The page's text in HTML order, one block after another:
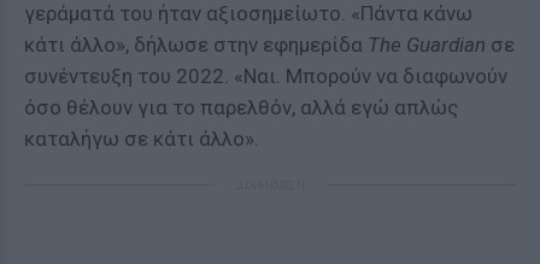
γεράματά του ήταν αξιοσημείωτο. «Πάντα κάνω
κάτι άλλο», δήλωσε στην εφημερίδα The Guardian σε
συνέντευξη του 2022. «Ναι. Μπορούν να διαφωνούν
όσο θέλουν για το παρελθόν, αλλά εγώ απλώς
καταλήγω σε κάτι άλλο».